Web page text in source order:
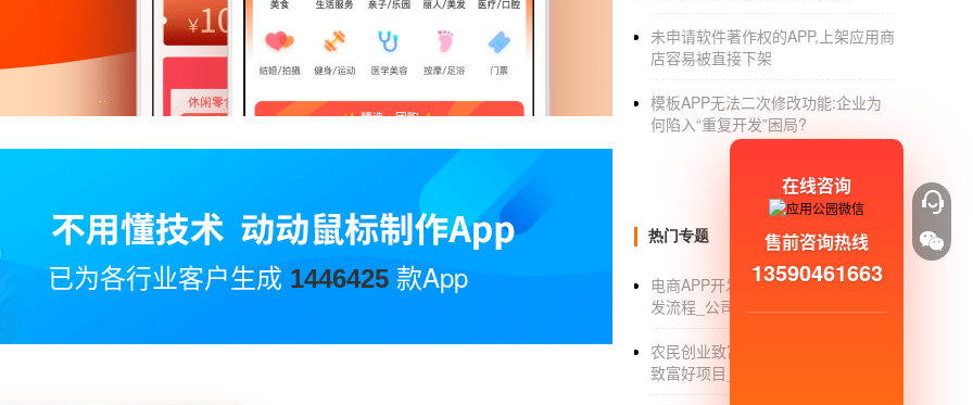
亲情APP开发市场前景
我们经常遇到这样的问题：字体太小看不清
是不明白。亲情APP开发能远程协助父母去
APP开发市场前景亲情APP开发
多多的亲情APP开发市场前景明朗，用户的
越严重。亲情APP可以说是刚需，这类产品
机，满足用户更多的情感诉求。
在我们的日常生活中，要保守秘密并没有那
已为各行业客户生成 1446425 款App
未申请软件著作权的APP,上架应用商
店容易被直接下架
模板APP无法二次修改功能:企业为
何陷入“重复开发”困局?
热门专题
电商APP开发流程_电商APP功能开
发流程_公司_方案
农民创业致富好项目_农村小本创业
致富好项目_商机
在线咨询
售前咨询热线
13590461663